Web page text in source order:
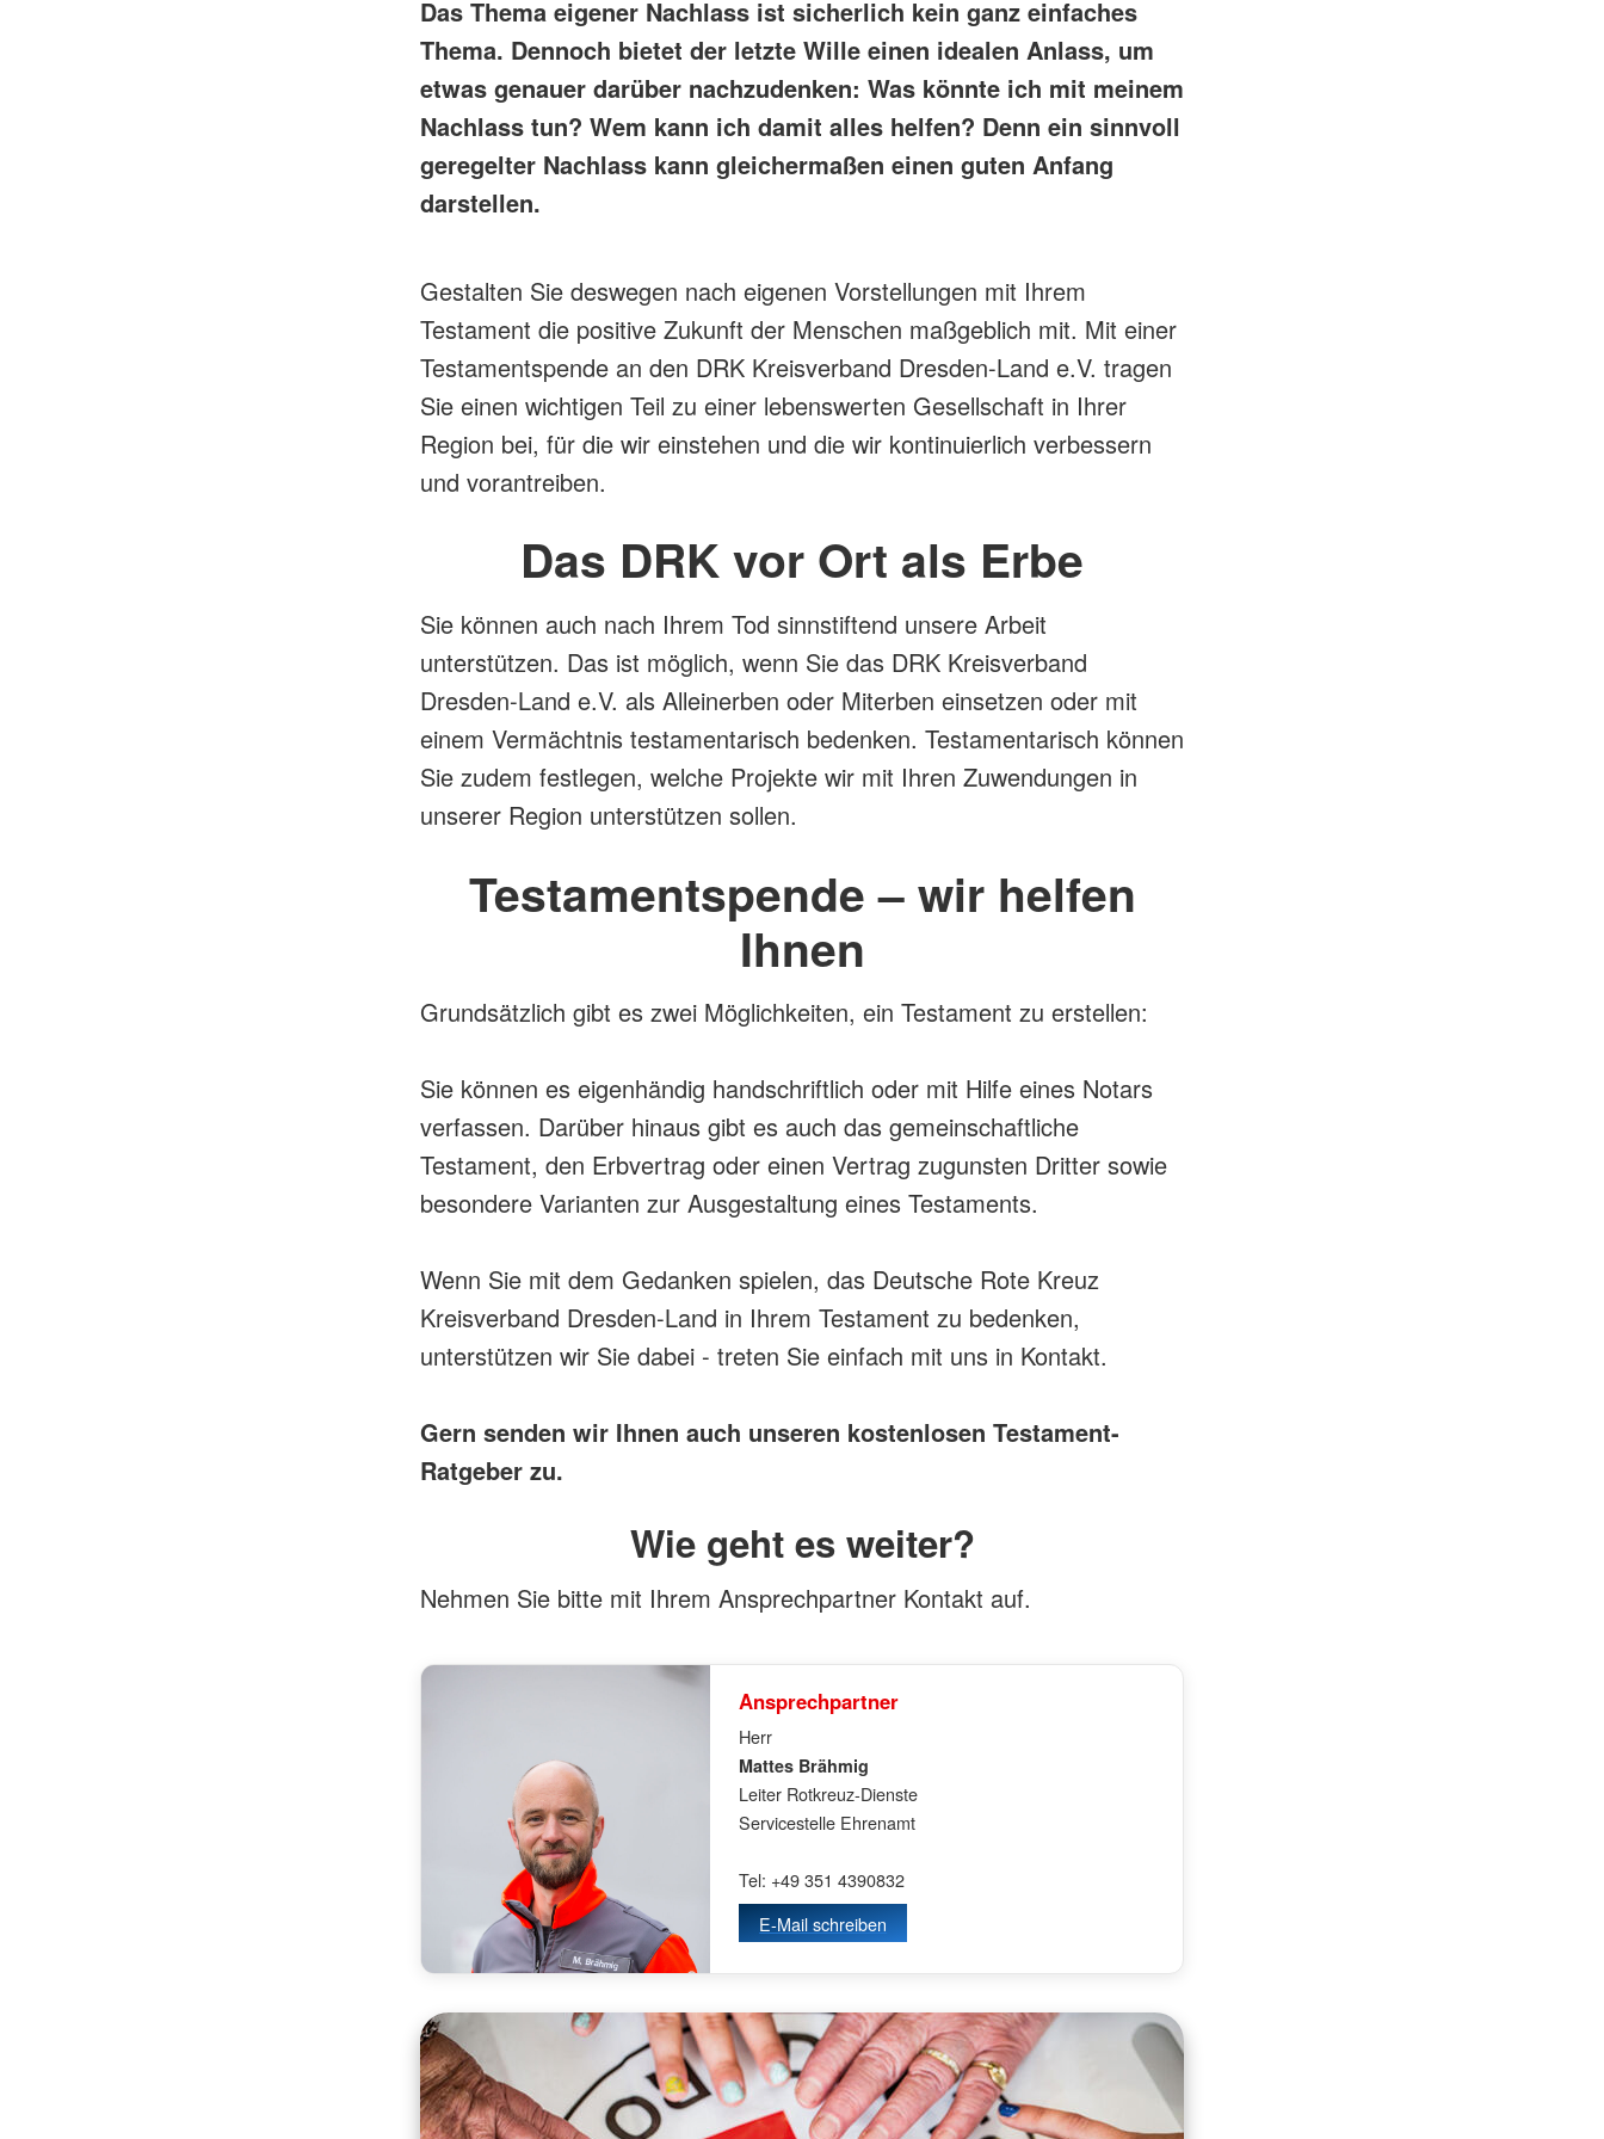
Das Thema eigener Nachlass ist sicherlich kein ganz einfaches
Thema. Dennoch bietet der letzte Wille einen idealen Anlass, um
etwas genauer darüber nachzudenken: Was könnte ich mit meinem
Nachlass tun? Wem kann ich damit alles helfen? Denn ein sinnvoll
geregelter Nachlass kann gleichermaßen einen guten Anfang
darstellen.
Gestalten Sie deswegen nach eigenen Vorstellungen mit Ihrem
Testament die positive Zukunft der Menschen maßgeblich mit. Mit einer
Testamentspende an den DRK Kreisverband Dresden-Land e.V. tragen
Sie einen wichtigen Teil zu einer lebenswerten Gesellschaft in Ihrer
Region bei, für die wir einstehen und die wir kontinuierlich verbessern
und vorantreiben.
Das DRK vor Ort als Erbe
Sie können auch nach Ihrem Tod sinnstiftend unsere Arbeit
unterstützen. Das ist möglich, wenn Sie das DRK Kreisverband
Dresden-Land e.V. als Alleinerben oder Miterben einsetzen oder mit
einem Vermächtnis testamentarisch bedenken. Testamentarisch können
Sie zudem festlegen, welche Projekte wir mit Ihren Zuwendungen in
unserer Region unterstützen sollen.
Testamentspende – wir helfen
Ihnen
Grundsätzlich gibt es zwei Möglichkeiten, ein Testament zu erstellen:
Sie können es eigenhändig handschriftlich oder mit Hilfe eines Notars
verfassen. Darüber hinaus gibt es auch das gemeinschaftliche
Testament, den Erbvertrag oder einen Vertrag zugunsten Dritter sowie
besondere Varianten zur Ausgestaltung eines Testaments.
Wenn Sie mit dem Gedanken spielen, das Deutsche Rote Kreuz
Kreisverband Dresden-Land in Ihrem Testament zu bedenken,
unterstützen wir Sie dabei - treten Sie einfach mit uns in Kontakt.
Gern senden wir Ihnen auch unseren kostenlosen Testament-
Ratgeber zu.
Wie geht es weiter?
Nehmen Sie bitte mit Ihrem Ansprechpartner Kontakt auf.
Ansprechpartner
Herr
Mattes Brähmig
Leiter Rotkreuz-Dienste
Servicestelle Ehrenamt
Tel: +49 351 4390832
E-Mail schreiben